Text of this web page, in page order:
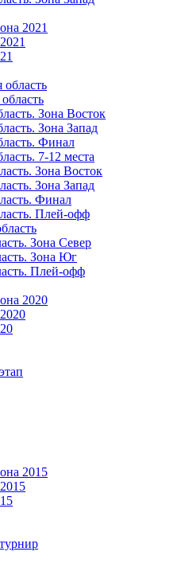
2021
Зона Восток
Зона Запад
Финал
7-12 места
Зона Восток
Зона Запад
Финал
Плей-офф
Зона Север
Зона Юг
Плей-офф
2020
2015